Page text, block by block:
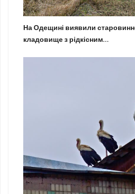
На Одещині виявили
кладовище з рідкісним...